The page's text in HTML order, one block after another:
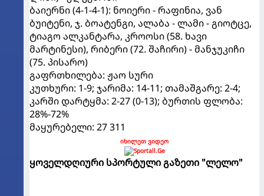
ბაიერნი (4-1-4-1): ნოიერი - რაფინია, ვან
ბუიტენი, ჯ. ბოატენგი, ალაბა - ლამი - გიოტცე,
ტიაგო ალკანტარა, კროოსი (58. ხავი
მარტინესი), რიბერი (72. შაჩირი) - მანჯუკიჩი
(75. პისარო)
გაფრთხილება: ჟაო სური
კუთხური: 1-9; ჯარიმა: 14-11; თამაშგარე: 2-4;
კარში დარტყმა: 2-27 (0-13); ბურთის ფლობა:
28%-72%
მაყურებელი: 27 311
იხილეთ ვიდეო
ყოველდღიური სპორტული გაზეთი "ლელო"